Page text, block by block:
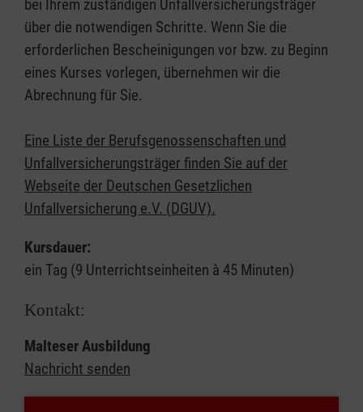
bei Ihrem zuständigen Unfallversicherungsträger
über die notwendigen Schritte. Wenn Sie die
erforderlichen Bescheinigungen vor bzw. zu Beginn
eines Kurses vorlegen, übernehmen wir die
Abrechnung für Sie.
Eine Liste der Berufsgenossenschaften und
Unfallversicherungsträger finden Sie auf der
Webseite der Deutschen Gesetzlichen
Unfallversicherung e.V. (DGUV).
Kursdauer:
ein Tag (9 Unterrichtseinheiten à 45 Minuten)
Kontakt:
Malteser Ausbildung
Nachricht senden